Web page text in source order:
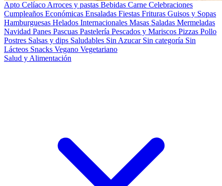
Apto Celíaco Arroces y pastas Bebidas Carne Celebraciones
Cumpleaños Económicas Ensaladas Fiestas Frituras Guisos y Sopas
Hamburguesas Helados Internacionales Masas Saladas Mermeladas
Navidad Panes Pascuas Pastelería Pescados y Mariscos Pizzas Pollo
Postres Salsas y dips Saludables Sin Azucar Sin categoría Sin
Lácteos Snacks Vegano Vegetariano
Salud y Alimentación